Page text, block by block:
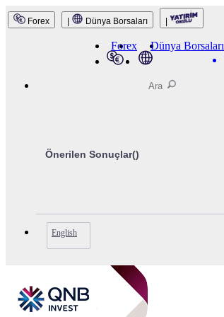
QNB Invest
Forex Dünya Borsaları
Forex Dünya Borsaları
Önerilen Sonuçlar()
English